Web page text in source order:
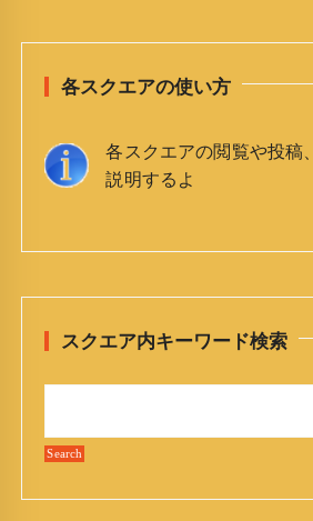
各スクエアの使い方
各スクエアの閲覧や投稿
説明するよ
スクエア内キーワード検索